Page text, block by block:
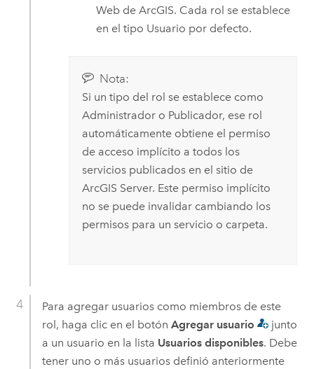
Web de ArcGIS. Cada rol se establece
en el tipo Usuario por defecto.
Nota:
Si un tipo del rol se establece como
Administrador o Publicador, ese rol
automáticamente obtiene el permiso
de acceso implícito a todos los
servicios publicados en el sitio de
ArcGIS Server. Este permiso implícito
no se puede invalidar cambiando los
permisos para un servicio o carpeta.
Para agregar usuarios como miembros de este
rol, haga clic en el botón Agregar usuario
junto
a un usuario en la lista Usuarios disponibles. Debe
tener uno o más usuarios definió anteriormente